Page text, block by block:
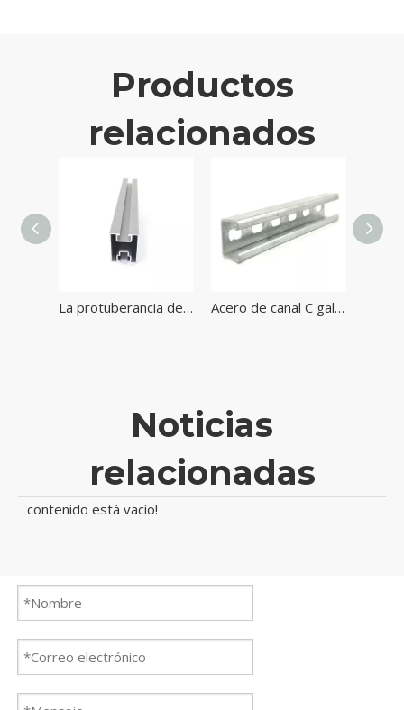
Productos
relacionados
La protuberancia de encargo de la aleación de aluminio perfila el carril para el sistema de montaje de la energía solar Acero de canal C galvanizado en caliente L galvanizado de alta calidad
Noticias
relacionadas
contenido está vacío!